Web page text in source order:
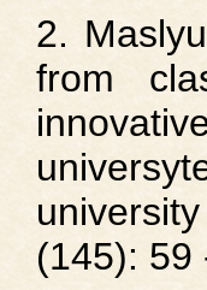
2.
from
(145): 59